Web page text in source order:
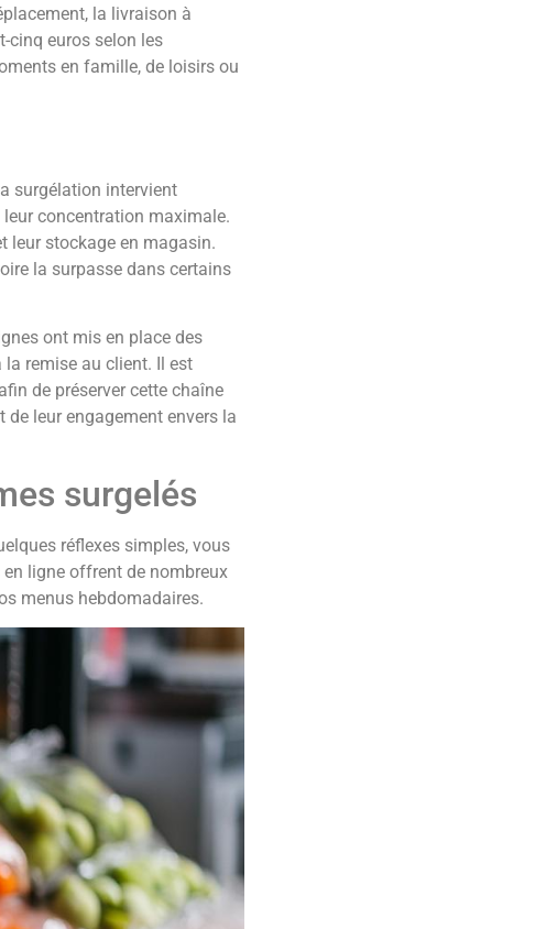
la livraison à
cinq euros selon les
en famille, de loisirs ou
surgélation intervient
concentration maximale.
leur stockage en magasin.
la surpasse dans certains
ont mis en place des
remise au client. Il est
de préserver cette chaîne
leur engagement envers la
surgelés
réflexes simples, vous
ligne offrent de nombreux
menus hebdomadaires.